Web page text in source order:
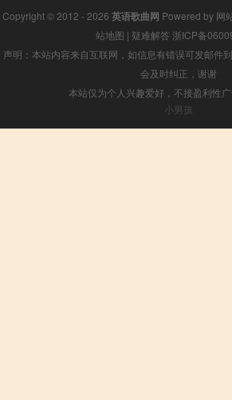
Copyright © 2012 - 2026 英语歌曲网 Powered by 网
站地图 | 疑难解答 浙ICP备
声明：本站内容来自互联网，如信息有错误可发邮件
会及时纠正，谢谢
本站仅为个人兴趣爱好，不接盈利性
小男孩